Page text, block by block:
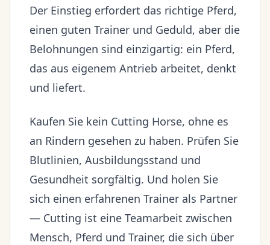
Der Einstieg erfordert das richtige Pferd,
einen guten Trainer und Geduld, aber die
Belohnungen sind einzigartig: ein Pferd,
das aus eigenem Antrieb arbeitet, denkt
und liefert.
Kaufen Sie kein Cutting Horse, ohne es
an Rindern gesehen zu haben. Prüfen Sie
Blutlinien, Ausbildungsstand und
Gesundheit sorgfältig. Und holen Sie
sich einen erfahrenen Trainer als Partner
— Cutting ist eine Teamarbeit zwischen
Mensch, Pferd und Trainer, die sich über